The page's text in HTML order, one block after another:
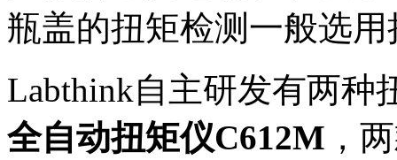
瓶盖的扭矩检测一般选
Labthink自主研发有两种
全自动扭矩仪C612M ，